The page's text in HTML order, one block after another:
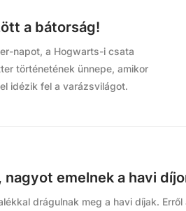
a bátorság!
napot, a Hogwarts-i csata
történetének ünnepe, amikor
idézik fel a varázsvilágot.
emelnek a havi
drágulnak meg a havi díjak.